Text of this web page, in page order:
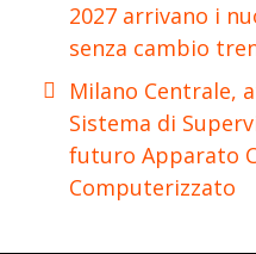
2027 arrivano i
senza cambio
Milano Centrale,
Sistema di
futuro Apparato
Computerizzato